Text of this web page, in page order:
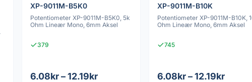
XP-9011M-B5K0
Potentiometer XP-9011M-B5K0, 5k
Ohm Lineær Mono, 6mm Aksel
379
6.08kr – 12.19kr
XP-9011M-B10K
Potentiometer XP-9011M-B10K,
Ohm Lineær Mono, 6mm Aksel
745
6.08kr – 12.19kr